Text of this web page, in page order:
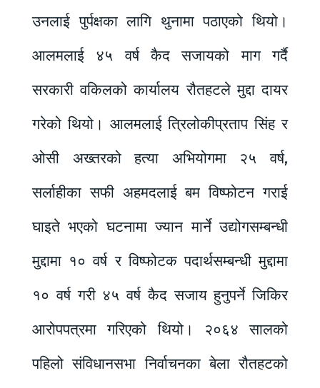
उनलाई पुर्पक्षका लागि थुनामा पठाएको थियो।
आलमलाई ४५ वर्ष कैद सजायको माग गर्दै
सरकारी वकिलको कार्यालय रौतहटले मुद्दा दायर
गरेको थियो। आलमलाई त्रिलोकीप्रताप सिंह र
ओसी अख्तरको हत्या अभियोगमा २५ वर्ष,
सर्लाहीका सफी अहमदलाई बम विष्फोटन गराई
घाइते भएको घटनामा ज्यान मार्ने उद्योगसम्बन्धी
मुद्दामा १० वर्ष र विष्फोटक पदार्थसम्बन्धी मुद्दामा
१० वर्ष गरी ४५ वर्ष कैद सजाय हुनुपर्ने जिकिर
आरोपपत्रमा गरिएको थियो। २०६४ सालको
पहिलो संविधानसभा निर्वाचनका बेला रौतहटको